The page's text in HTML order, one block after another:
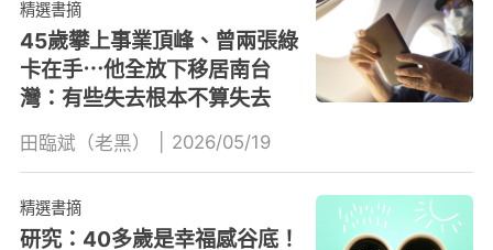
精選書摘
45歲攀上事業頂峰、曾兩張綠
卡在手⋯他全放下移居南台
灣：有些失去根本不算失去
田臨斌（老黑） 2026/05/19
精選書摘
研究：40多歲是幸福感谷底！